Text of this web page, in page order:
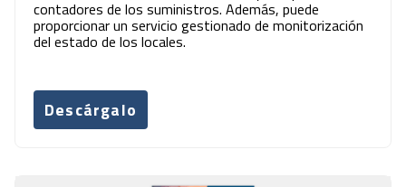
contadores de los suministros. Además, puede
proporcionar un servicio gestionado de monitorización
del estado de los locales.
Descárgalo